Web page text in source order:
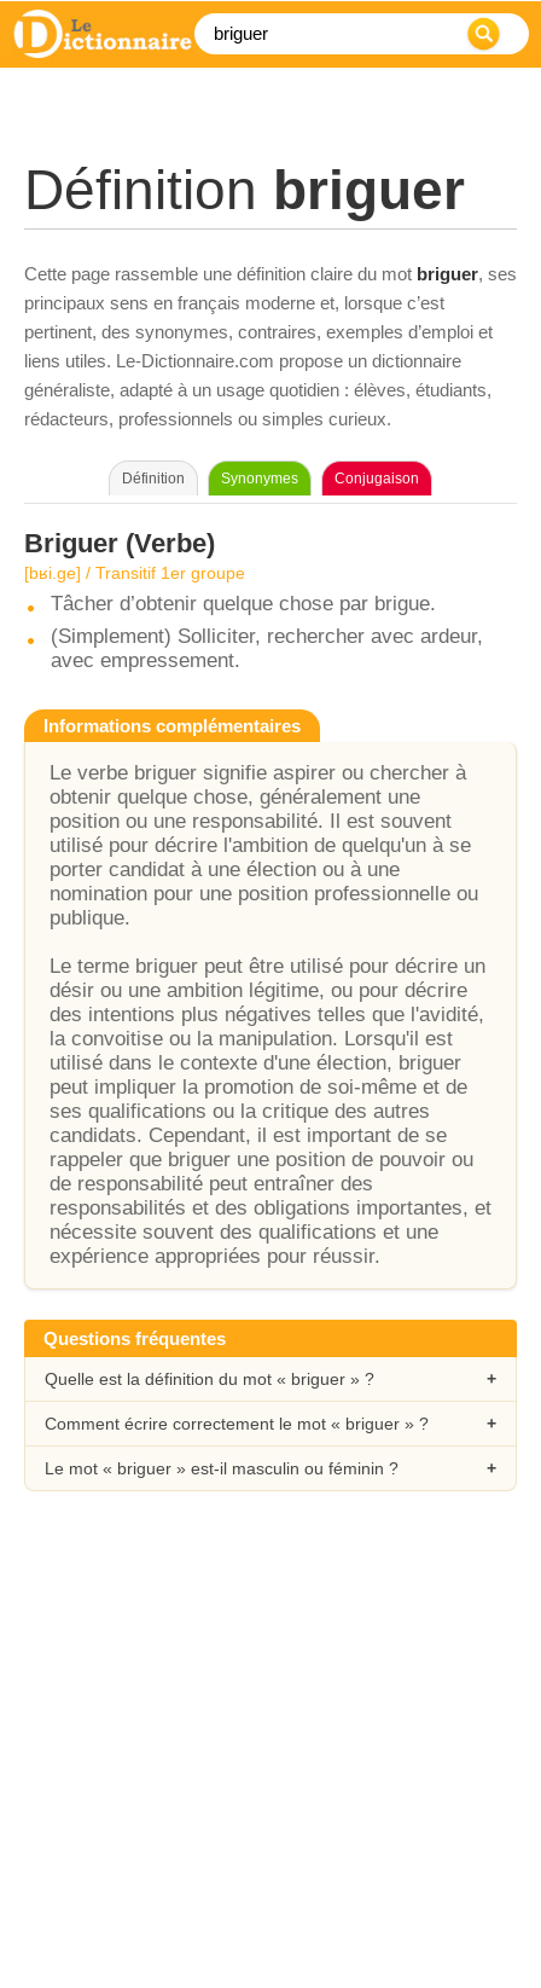
Définition briguer
Cette page rassemble une définition claire du mot briguer, ses
principaux sens en français moderne et, lorsque c’est
pertinent, des synonymes, contraires, exemples d’emploi et
liens utiles. Le-Dictionnaire.com propose un dictionnaire
généraliste, adapté à un usage quotidien : élèves, étudiants,
rédacteurs, professionnels ou simples curieux.
Définition Synonymes Conjugaison
Briguer (Verbe)
[bʁi.ɡe] / Transitif 1er groupe
Tâcher d’obtenir quelque chose par brigue.
(Simplement) Solliciter, rechercher avec ardeur,
avec empressement.
Informations complémentaires
Le verbe briguer signifie aspirer ou chercher à
obtenir quelque chose, généralement une
position ou une responsabilité. Il est souvent
utilisé pour décrire l'ambition de quelqu'un à se
porter candidat à une élection ou à une
nomination pour une position professionnelle ou
publique.
Le terme briguer peut être utilisé pour décrire un
désir ou une ambition légitime, ou pour décrire
des intentions plus négatives telles que l'avidité,
la convoitise ou la manipulation. Lorsqu'il est
utilisé dans le contexte d'une élection, briguer
peut impliquer la promotion de soi-même et de
ses qualifications ou la critique des autres
candidats. Cependant, il est important de se
rappeler que briguer une position de pouvoir ou
de responsabilité peut entraîner des
responsabilités et des obligations importantes, et
nécessite souvent des qualifications et une
expérience appropriées pour réussir.
Questions fréquentes
Quelle est la définition du mot « briguer » ?
Comment écrire correctement le mot « briguer » ?
Le mot « briguer » est-il masculin ou féminin ?